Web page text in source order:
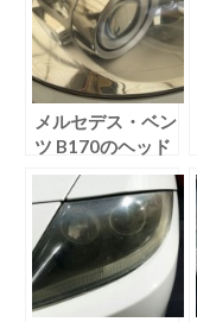
メルセデス・ベン
ツ B170のヘッド
ライトリペア